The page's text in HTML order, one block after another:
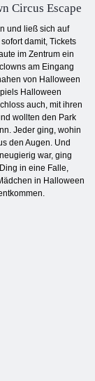
Circus Escape
und ließ sich auf
damit, Tickets
im Zentrum ein
am Eingang
von Halloween
Halloween
auch, mit ihren
wollten den Park
Jeder ging, wohin
den Augen. Und
war, ging
in eine Falle,
in Halloween